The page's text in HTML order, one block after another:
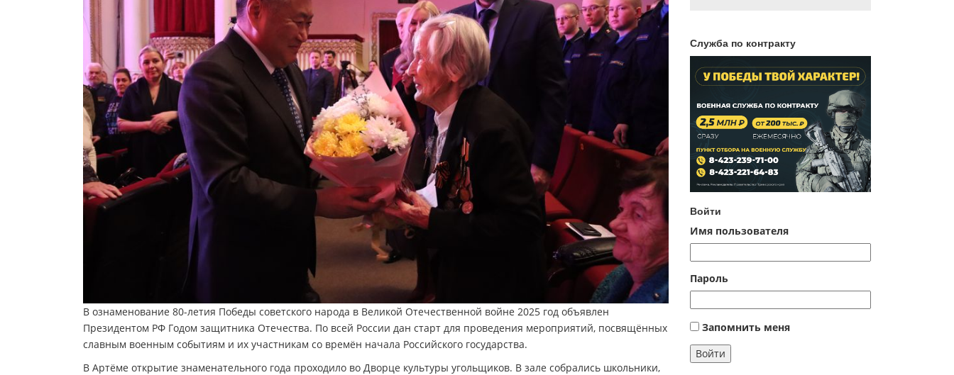
В ознаменование 80-летия Победы советского народа в Великой Отечественной войне 2025 год объявлен
Президентом РФ Годом защитника Отечества. По всей России дан старт для проведения мероприятий, посвящённых
славным военным событиям и их участникам со времён начала Российского государства.
В Артёме открытие знаменательного года проходило во Дворце культуры угольщиков. В зале собрались школьники,
Служба по контракту
Войти
Имя пользователя
Пароль
Запомнить меня
Войти